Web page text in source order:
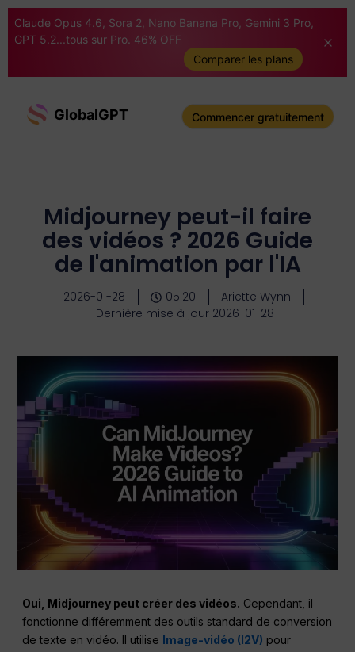
Claude Opus 4.6, Sora 2, Nano Banana Pro, Gemini 3 Pro,
GPT 5.2...tous sur Pro. 46% OFF
Comparer les plans
GlobalGPT Commencer gratuitement
Midjourney peut-il faire
des vidéos ? 2026 Guide
de l'animation par l'IA
2026-01-28 05:20
Ariette Wynn
Dernière mise à jour 2026-01-28
Oui, Midjourney peut créer des vidéos. Cependant, il
fonctionne différemment des outils standard de conversion
de texte en vidéo. Il utilise Image-vidéo (I2V) pour